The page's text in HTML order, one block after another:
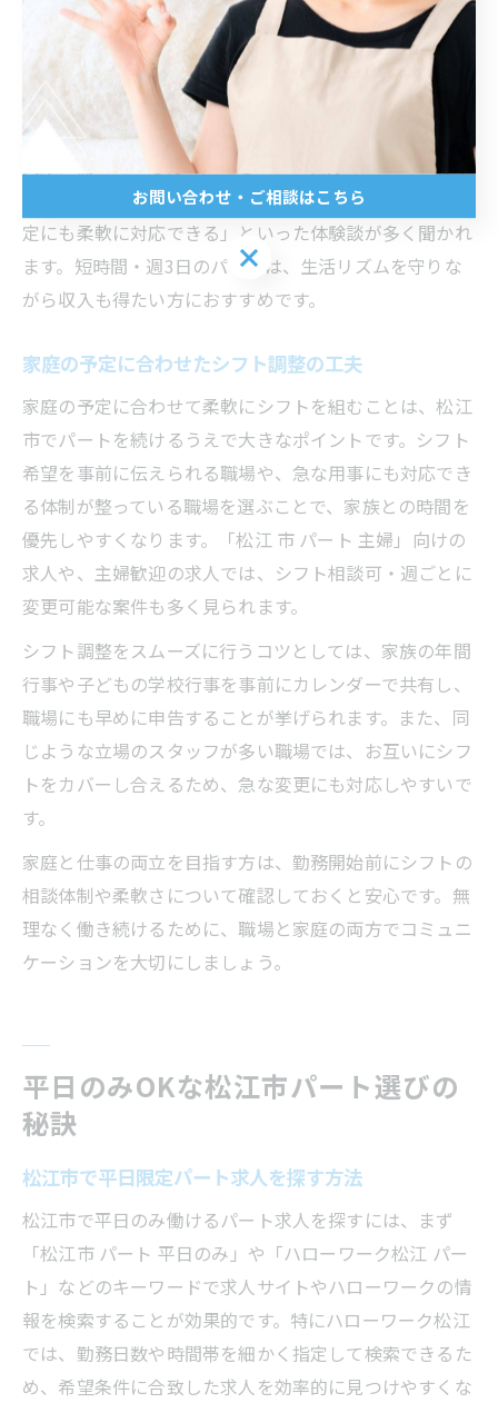
帯・シフトの柔軟性をしっかり確認しましょう。また、
複数の求人サイトや求人情報誌を比較し、新着情報をこ
まめにチェックすることも大切です。短時間勤務は急募
案件も多いので、早めの応募がポイントです。
実際に働いている方の声として、「自分のペースで働け
るので無理なく続けられる」「子どもの行事や家族の予
定にも柔軟に対応できる」といった体験談が多く聞かれ
ます。短時間・週3日のパートは、生活リズムを守りな
がら収入も得たい方におすすめです。
家庭の予定に合わせたシフト調整の工夫
家庭の予定に合わせて柔軟にシフトを組むことは、松江
市でパートを続けるうえで大きなポイントです。シフト
希望を事前に伝えられる職場や、急な用事にも対応でき
る体制が整っている職場を選ぶことで、家族との時間を
優先しやすくなります。「松江 市 パート 主婦」向けの
求人や、主婦歓迎の求人では、シフト相談可・週ごとに
変更可能な案件も多く見られます。
シフト調整をスムーズに行うコツとしては、家族の年間
行事や子どもの学校行事を事前にカレンダーで共有し、
職場にも早めに申告することが挙げられます。また、同
じような立場のスタッフが多い職場では、お互いにシフ
トをカバーし合えるため、急な変更にも対応しやすいで
す。
家庭と仕事の両立を目指す方は、勤務開始前にシフトの
相談体制や柔軟さについて確認しておくと安心です。無
理なく働き続けるために、職場と家庭の両方でコミュニ
ケーションを大切にしましょう。
平日のみOKな松江市パート選びの
秘訣
松江市で平日限定パート求人を探す方法
松江市で平日のみ働けるパート求人を探すには、まず
「松江市 パート 平日のみ」や「ハローワーク松江 パー
ト」などのキーワードで求人サイトやハローワークの情
報を検索することが効果的です。特にハローワーク松江
では、勤務日数や時間帯を細かく指定して検索できるた
め、希望条件に合致した求人を効率的に見つけやすくな
お問い合わせ・ご相談はこちら
お問い合わせ・ご相談はこちら